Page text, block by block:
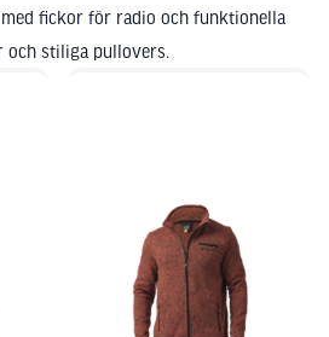
fickor för radio och funktionella
stiliga pullovers.